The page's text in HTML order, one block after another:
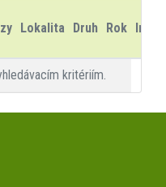
Lokalita Druh Rok Info
kritériím.